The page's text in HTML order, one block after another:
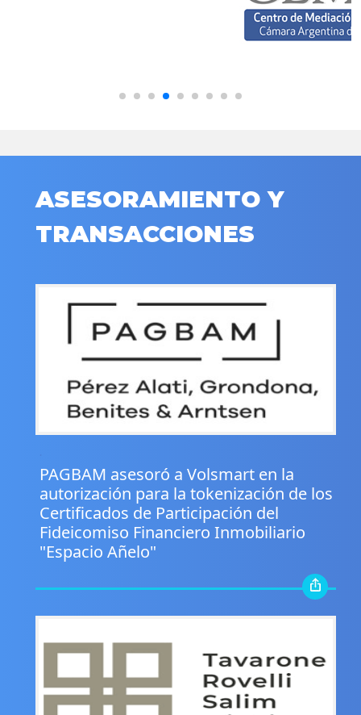
ASESORAMIENTO Y
TRANSACCIONES
PAGBAM asesoró a Volsmart en la
autorización para la tokenización de los
Certificados de Participación del
Fideicomiso Financiero Inmobiliario
"Espacio Añelo"